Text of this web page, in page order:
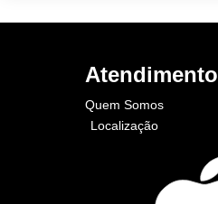
Atendimento
Quem Somos
Localização